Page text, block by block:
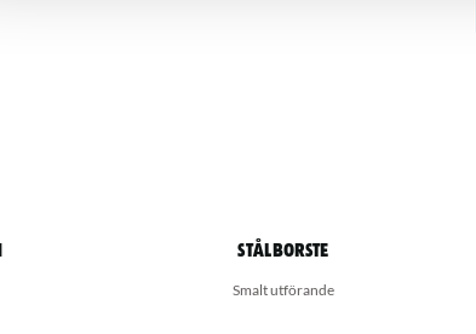
Stålborste
Smalt utförande